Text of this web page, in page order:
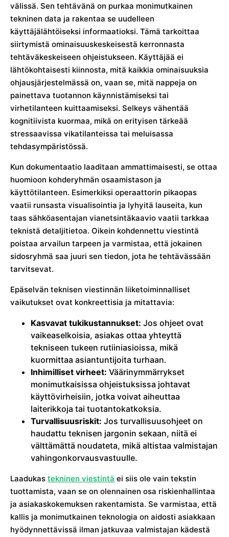
välissä. Sen tehtävänä on purkaa monimutkainen
tekninen data ja rakentaa se uudelleen
käyttäjälähtöiseksi informaatioksi. Tämä tarkoittaa
siirtymistä ominaisuuskeskeisestä kerronnasta
tehtäväkeskeiseen ohjeistukseen. Käyttäjää ei
lähtökohtaisesti kiinnosta, mitä kaikkia ominaisuuksia
ohjausjärjestelmässä on, vaan se, mitä nappeja on
painettava tuotannon käynnistämiseksi tai
virhetilanteen kuittaamiseksi. Selkeys vähentää
kognitiivista kuormaa, mikä on erityisen tärkeää
stressaavissa vikatilanteissa tai meluisassa
tehdasympäristössä.
Kun dokumentaatio laaditaan ammattimaisesti, se ottaa
huomioon kohderyhmän osaamistason ja
käyttötilanteen. Esimerkiksi operaattorin pikaopas
vaatii runsasta visualisointia ja lyhyitä lauseita, kun
taas sähköasentajan vianetsintäkaavio vaatii tarkkaa
teknistä detaljitietoa. Oikein kohdennettu viestintä
poistaa arvailun tarpeen ja varmistaa, että jokainen
sidosryhmä saa juuri sen tiedon, jota he tehtävässään
tarvitsevat.
Epäselvän teknisen viestinnän liiketoiminnalliset
vaikutukset ovat konkreettisia ja mitattavia:
Kasvavat tukikustannukset: Jos ohjeet ovat
vaikeaselkoisia, asiakas ottaa yhteyttä
tekniseen tukeen rutiiniasioissa, mikä
kuormittaa asiantuntijoita turhaan.
Inhimilliset virheet: Väärinymmärrykset
monimutkaisissa ohjeistuksissa johtavat
käyttövirheisiin, jotka voivat aiheuttaa
laiterikkoja tai tuotantokatkoksia.
Turvallisuusriskit: Jos turvallisuusohjeet on
haudattu teknisen jargonin sekaan, niitä ei
välttämättä noudateta, mikä altistaa valmistajan
vahingonkorvausvastuulle.
Laadukas tekninen viestintä ei siis ole vain tekstin
tuottamista, vaan se on olennainen osa riskienhallintaa
ja asiakaskokemuksen rakentamista. Se varmistaa, että
kallis ja monimutkainen teknologia on aidosti asiakkaan
hyödynnettävissä ilman jatkuvaa valmistajan kädestä